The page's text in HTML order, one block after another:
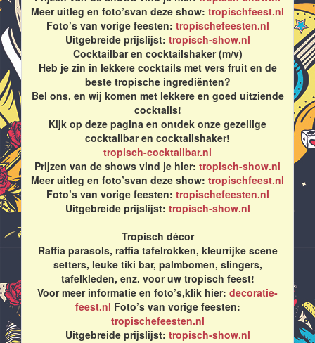
Meer uitleg en foto’svan deze show: tropischfeest.nl
Foto’s van vorige feesten: tropischefeesten.nl
Uitgebreide prijslijst: tropisch-show.nl
Cocktailbar en cocktailshaker (m/v)
Heb je zin in lekkere cocktails met vers fruit en de
beste tropische ingrediënten?
Bel ons, en wij komen met lekkere en goed uitziende
cocktails!
Kijk op deze pagina en ontdek onze gezellige
cocktailbar en cocktailshaker!
tropisch-cocktailbar.nl
Prijzen van de shows vind je hier: tropisch-show.nl
Meer uitleg en foto’svan deze show: tropischfeest.nl
Foto’s van vorige feesten: tropischefeesten.nl
Uitgebreide prijslijst: tropisch-show.nl
Tropisch décor
Raffia parasols, raffia tafelrokken, kleurrijke scene
setters, leuke tiki bar, palmbomen, slingers,
tafelkleden, enz. voor uw tropisch feest!
Voor meer informatie en foto’s,klik hier: decoratie-
feest.nl Foto’s van vorige feesten:
tropischefeesten.nl
Uitgebreide prijslijst: tropisch-show.nl